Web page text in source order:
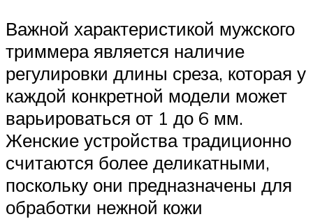
Важной характеристикой мужского
триммера является наличие
регулировки длины среза, которая у
каждой конкретной модели может
варьироваться от 1 до 6 мм.
Женские устройства традиционно
считаются более деликатными,
поскольку они предназначены для
обработки нежной кожи